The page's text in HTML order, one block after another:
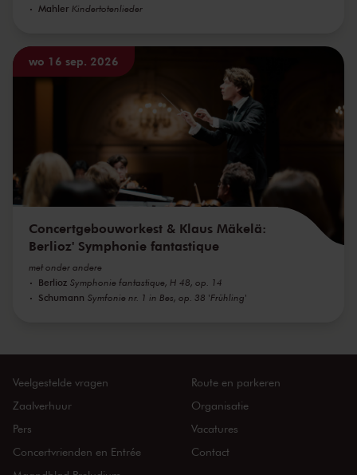
Mahler Kindertotenlieder
wo 16 sep. 2026
Concertgebouworkest & Klaus Mäkelä:
Berlioz' Symphonie fantastique
met onder andere
Berlioz Symphonie fantastique, H 48, op. 14
Schumann Symfonie nr. 1 in Bes, op. 38 'Frühling'
Veelgestelde vragen
Zaalverhuur
Pers
Concertvrienden en Entrée
Route en parkeren
Organisatie
Vacatures
Contact